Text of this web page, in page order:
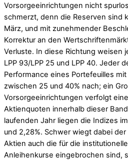
Vorsorgeeinrichtungen nicht
schmerzt, denn die Reserven sind
März, und mit zunehmender
Korrektur an den
Verluste. In diese Richtung weisen
LPP 93/LPP 25 und LPP 40. Jeder
Performance eines Portefeuilles
zwischen 25 und 40% nach; ein
Vorsorgeeinrichtungen verfolgt
Aktienquoten innerhalb dieser
laufenden Jahr liegen die Indizes
und 2,28%. Schwer wiegt dabei
Aktien auch die für die
Anleihenkurse eingebrochen sind,